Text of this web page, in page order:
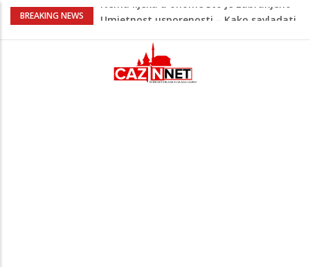
BREAKING NEWS
Umjetnost usporenosti – Kako savladati
Maloljetnik u policijskoj stanici napao
policajca i oštetio vrata
Razmišljate koji automobil kupiti? Nova